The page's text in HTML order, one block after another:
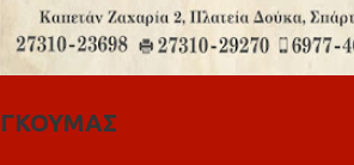
ΓΚΟΥΜΑΣ